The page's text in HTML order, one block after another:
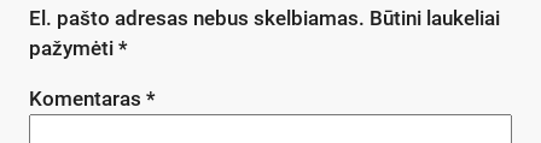
El. pašto adresas nebus skelbiamas. Būtini laukeliai
pažymėti *
Komentaras *